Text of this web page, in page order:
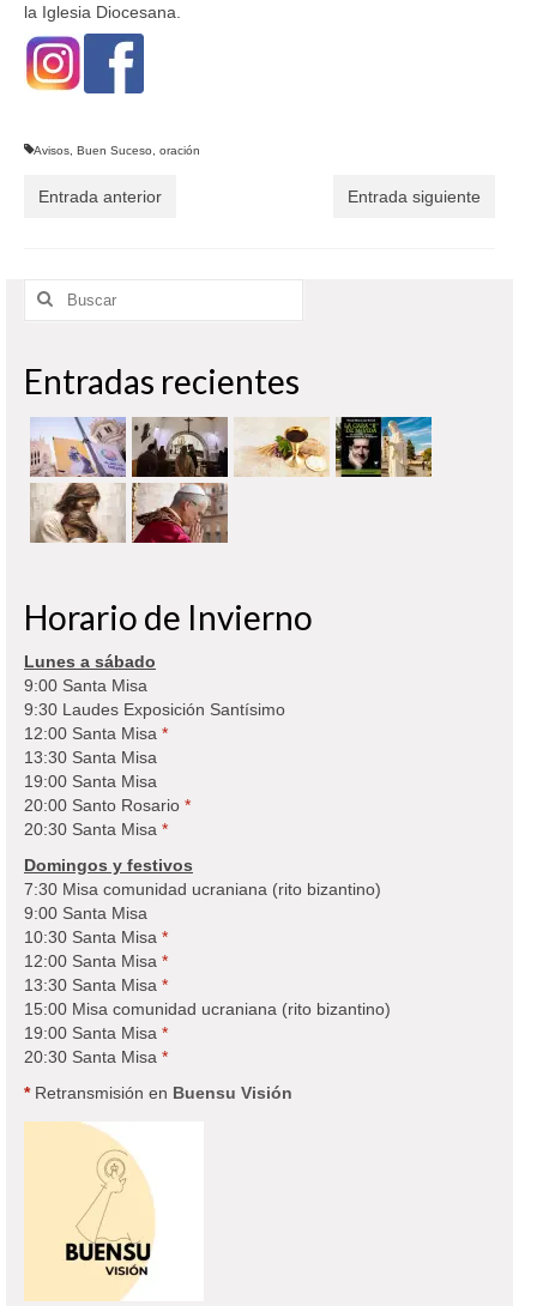
la Iglesia Diocesana.
Avisos Buen Suceso oración
Entrada anterior Entrada siguiente
Buscar
Entradas recientes
Horario de Invierno
Lunes a sábado
9:00 Santa Misa
9:30 Laudes Exposición Santísimo
12:00 Santa Misa *
13:30 Santa Misa
19:00 Santa Misa
20:00 Santo Rosario *
20:30 Santa Misa *
Domingos y festivos
7:30 Misa comunidad ucraniana (rito bizantino)
9:00 Santa Misa
10:30 Santa Misa *
12:00 Santa Misa *
13:30 Santa Misa *
15:00 Misa comunidad ucraniana (rito bizantino)
19:00 Santa Misa *
20:30 Santa Misa *
*Retransmisión en Buensu Visión